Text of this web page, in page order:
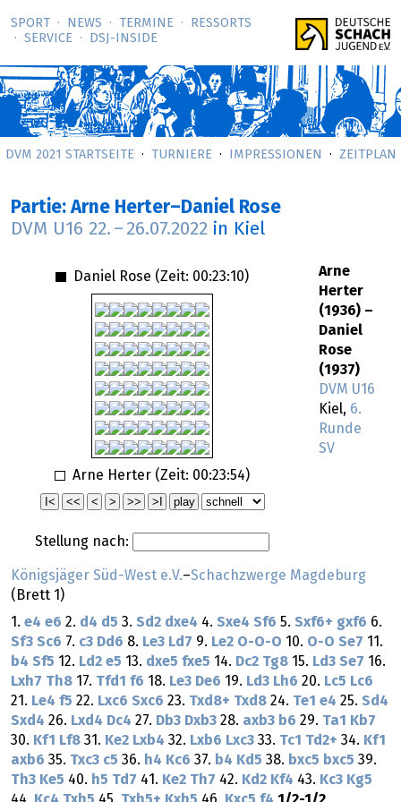
SPORT NEWS TERMINE
RESSORTS
SERVICE
DSJ-­INSIDE
DVM 2021 STARTSEITE TURNIERE IMPRESSIONEN ZEITPLAN
Partie: Arne Herter–Daniel Rose
DVM U16 22. – 26.07.2022 in Kiel
Daniel Rose (Zeit: 00:23:10)
Arne Herter (Zeit: 00:23:54)
Stellung nach:
Arne
Herter
(1936) –
Daniel
Rose
(1937)
DVM U16
Kiel, 6.
Runde
SV
Königsjäger Süd-West e.V.–Schachzwerge Magdeburg
(Brett 1)
1. e4 e6 2. d4 d5 3. Sd2 dxe4 4. Sxe4 Sf6 5. Sxf6+ gxf6 6.
Sf3 Sc6 7. c3 Dd6 8. Le3 Ld7 9. Le2 O-O-O 10. O-O Se7 11.
b4 Sf5 12. Ld2 e5 13. dxe5 fxe5 14. Dc2 Tg8 15. Ld3 Se7 16.
Lxh7 Th8 17. Tfd1 f6 18. Le3 De6 19. Ld3 Lh6 20. Lc5 Lc6
21. Le4 f5 22. Lxc6 Sxc6 23. Txd8+ Txd8 24. Te1 e4 25. Sd4
Sxd4 26. Lxd4 Dc4 27. Db3 Dxb3 28. axb3 b6 29. Ta1 Kb7
30. Kf1 Lf8 31. Ke2 Lxb4 32. Lxb6 Lxc3 33. Tc1 Td2+ 34. Kf1
axb6 35. Txc3 c5 36. h4 Kc6 37. b4 Kd5 38. bxc5 bxc5 39.
Th3 Ke5 40. h5 Td7 41. Ke2 Th7 42. Kd2 Kf4 43. Kc3 Kg5
44. Kc4 Txh5 45. Txh5+ Kxh5 46. Kxc5 f4 1/2-1/2